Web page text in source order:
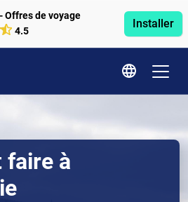
Offres de voyage
4.5
Installer
faire à